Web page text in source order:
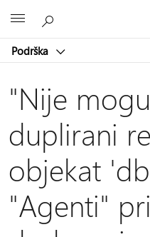
Podrška
"Nije
duplirani
objekat
"Agenti"